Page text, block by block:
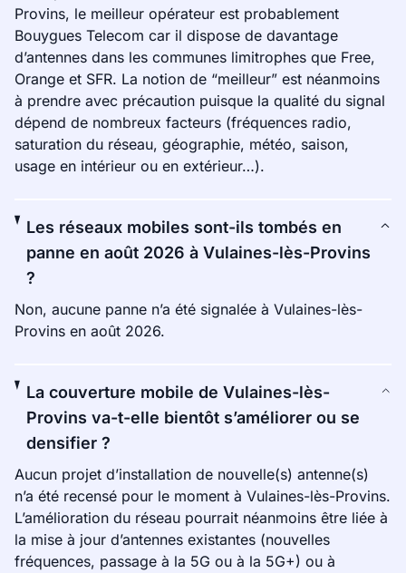
Provins, le meilleur opérateur est probablement
Bouygues Telecom car il dispose de davantage
d’antennes dans les communes limitrophes que Free,
Orange et SFR. La notion de “meilleur” est néanmoins
à prendre avec précaution puisque la qualité du signal
dépend de nombreux facteurs (fréquences radio,
saturation du réseau, géographie, météo, saison,
usage en intérieur ou en extérieur…).
Les réseaux mobiles sont-ils tombés en
panne en août 2026 à Vulaines-lès-Provins
?
Non, aucune panne n’a été signalée à Vulaines-lès-
Provins en août 2026.
La couverture mobile de Vulaines-lès-
Provins va-t-elle bientôt s’améliorer ou se
densifier ?
Aucun projet d’installation de nouvelle(s) antenne(s)
n’a été recensé pour le moment à Vulaines-lès-Provins.
L’amélioration du réseau pourrait néanmoins être liée à
la mise à jour d’antennes existantes (nouvelles
fréquences, passage à la 5G ou à la 5G+) ou à